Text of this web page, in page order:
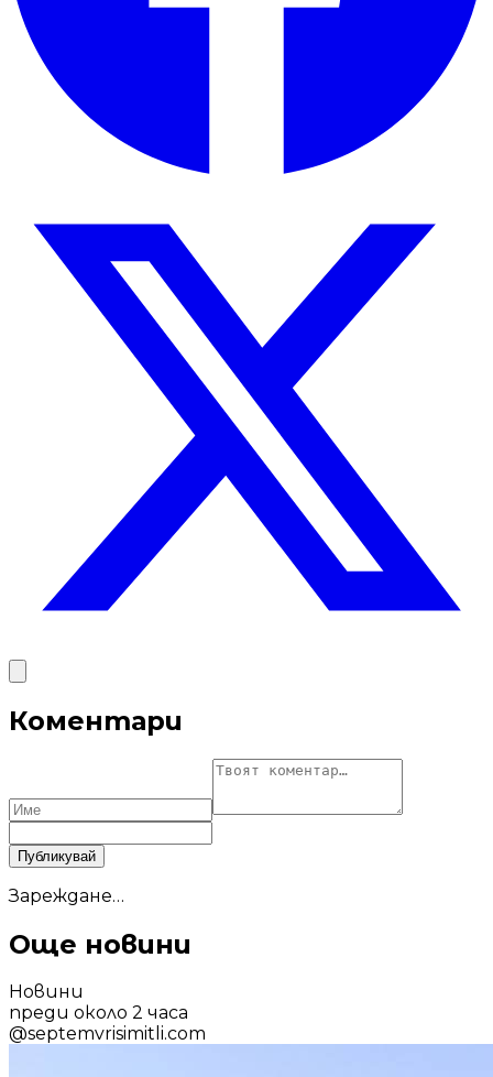
Коментари
Публикувай
Зареждане…
Още новини
Новини
преди около 2 часа
@septemvrisimitli.com